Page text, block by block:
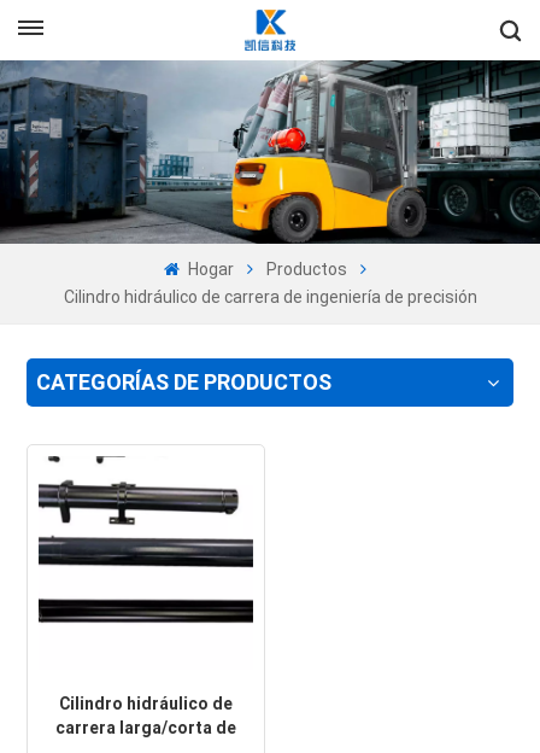
+86-13605525527
en
ru
ar
Hogar
Productos
Cilindro hidráulico de carrera de ingeniería de precisión
CATEGORÍAS DE PRODUCTOS
Cilindro hidráulico de
carrera larga/corta de